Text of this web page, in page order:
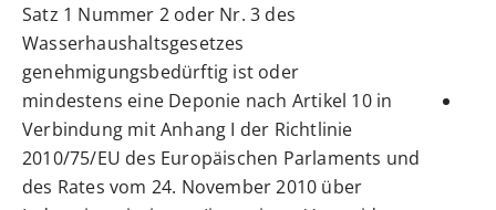
Satz 1 Nummer 2 oder Nr. 3 des
Wasserhaushaltsgesetzes
genehmigungsbedürftig ist oder
mindestens eine Deponie nach Artikel 10 in
Verbindung mit Anhang I der Richtlinie
2010/75/EU des Europäischen Parlaments und
des Rates vom 24. November 2010 über